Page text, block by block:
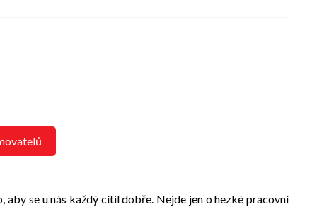
se u nás každý cítil dobře. Nejde jen o hezké pracovní